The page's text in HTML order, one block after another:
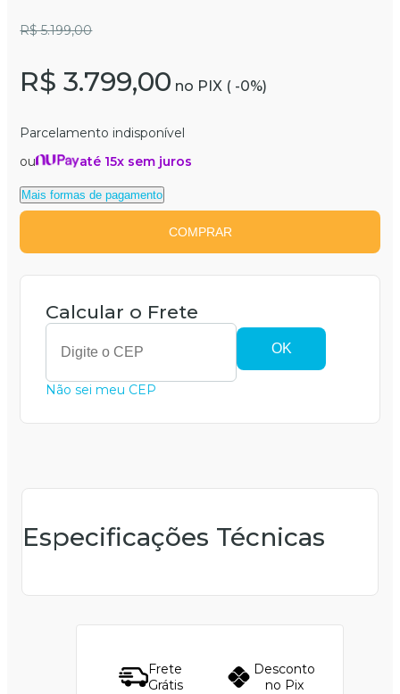
R$ 5.199,00
R$ 3.799,00 no PIX ( -0%)
Parcelamento indisponível
ou
até 15x sem juros
Mais formas de pagamento
COMPRAR
Calcular o Frete
Não sei meu CEP
OK
Especificações Técnicas
Frete
Grátis
Desconto
no Pix